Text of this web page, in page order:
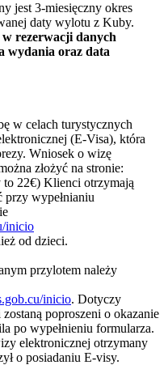
jest 3-miesięczny okres
daty wylotu z Kuby.
rezerwacji danych
wydania oraz data
w celach turystycznych
(E-Visa), która
Wniosek o wizę
złożyć na stronie:
to 22€) Klienci otrzymają
wypełnianiu
inicio
od dzieci.
przylotem należy
inicio. Dotyczy
poproszeni o okazanie
po wypełnieniu formularza.
elektronicznej otrzymany
o posiadaniu E-visy.